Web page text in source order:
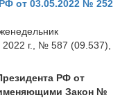
от 03.05.2022 № 252
г., № 587 (09.537),
РФ от
Закон №